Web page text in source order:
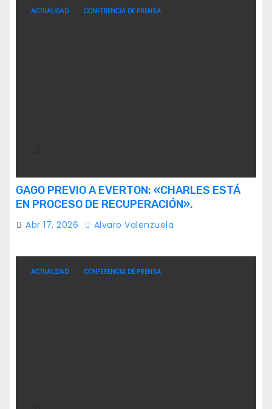
ACTUALIDAD CONFERENCIA DE PRENSA
GAGO PREVIO A EVERTON: «CHARLES ESTÁ
EN PROCESO DE RECUPERACIÓN».
Abr 17, 2026 Alvaro Valenzuela
ACTUALIDAD CONFERENCIA DE PRENSA